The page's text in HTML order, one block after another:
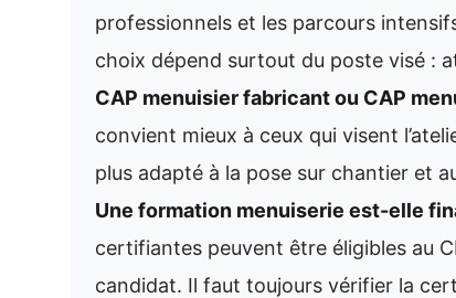
professionnels et les parcours
choix dépend surtout du poste visé :
CAP menuisier fabricant ou CAP
convient mieux à ceux qui visent
plus adapté à la pose sur chantier et
Une formation menuiserie est-elle
certifiantes peuvent être éligibles au
candidat. Il faut toujours vérifier la